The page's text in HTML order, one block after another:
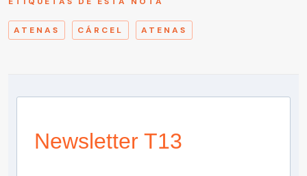
ATENAS CÁRCEL ATENAS
Newsletter T13